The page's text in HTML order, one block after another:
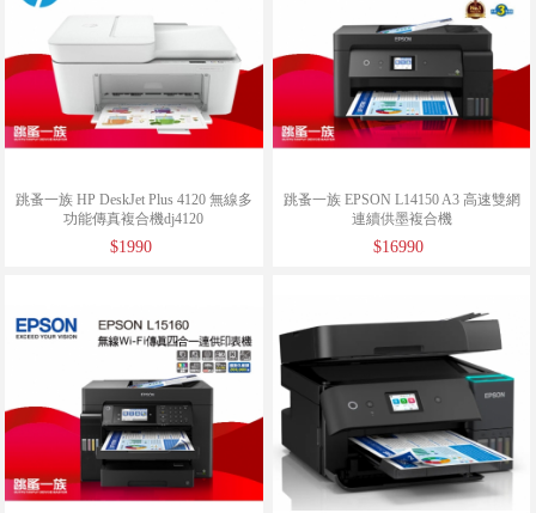
跳蚤一族 HP DeskJet Plus 4120 無線多
功能傳真複合機dj4120
$1990
跳蚤一族 EPSON L14150 A3 高速雙網
連續供墨複合機
$16990